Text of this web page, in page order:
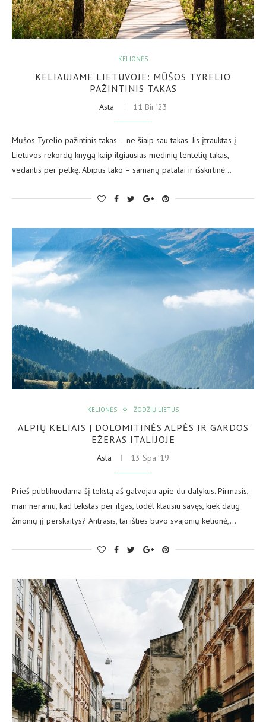
KELIONĖS
KELIAUJAME LIETUVOJE: MŪŠOS TYRELIO
PAŽINTINIS TAKAS
Asta 11 Bir ’23
Mūšos Tyrelio pažintinis takas – ne šiaip sau takas. Jis įtrauktas į
Lietuvos rekordų knygą kaip ilgiausias medinių lentelių takas,
vedantis per pelkę. Abipus tako – samanų patalai ir išskirtinė…
KELIONĖS ŽODŽIŲ LIETUS
ALPIŲ KELIAIS | DOLOMITINĖS ALPĖS IR GARDOS
EŽERAS ITALIJOJE
Asta 13 Spa ’19
Prieš publikuodama šį tekstą aš galvojau apie du dalykus. Pirmasis,
man neramu, kad tekstas per ilgas, todėl klausiu savęs, kiek daug
žmonių jį perskaitys? Antrasis, tai išties buvo svajonių kelionė,…